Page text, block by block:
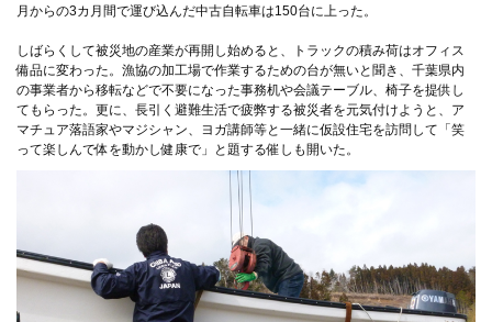
月からの3カ月間で運び込んだ中古自転車は150台に上った。
しばらくして被災地の産業が再開し始めると、トラックの積み荷はオフィス
備品に変わった。漁協の加工場で作業するための台が無いと聞き、千葉県内
の事業者から移転などで不要になった事務机や会議テーブル、椅子を提供し
てもらった。更に、長引く避難生活で疲弊する被災者を元気付けようと、ア
マチュア落語家やマジシャン、ヨガ講師等と一緒に仮設住宅を訪問して「笑
って楽しんで体を動かし健康で」と題する催しも開いた。